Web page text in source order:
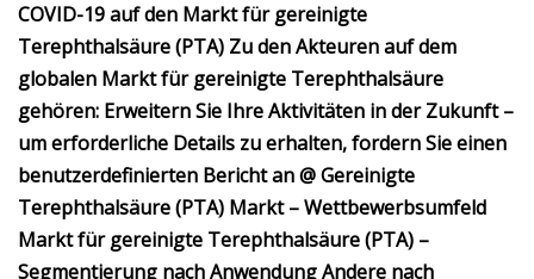
COVID-19 auf den Markt für gereinigte
Terephthalsäure (PTA) Zu den Akteuren auf dem
globalen Markt für gereinigte Terephthalsäure
gehören: Erweitern Sie Ihre Aktivitäten in der Zukunft –
um erforderliche Details zu erhalten, fordern Sie einen
benutzerdefinierten Bericht an @ Gereinigte
Terephthalsäure (PTA) Markt – Wettbewerbsumfeld
Markt für gereinigte Terephthalsäure (PTA) –
Segmentierung nach Anwendung Andere nach